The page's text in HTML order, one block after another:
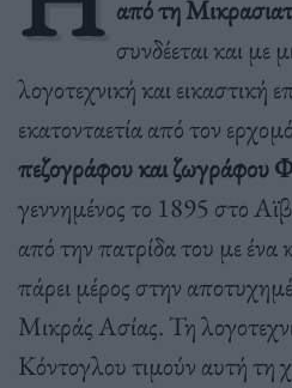
από τη
συνδέεται και με
λογοτεχνική και εικαστική
εκατονταετία από τον
πεζογράφου και ζωγράφου
γεννημένος το 1895 στο
από την πατρίδα του με ένα
πάρει μέρος στην
Μικράς Ασίας. Τη
Κόντογλου τιμούν αυτή τη